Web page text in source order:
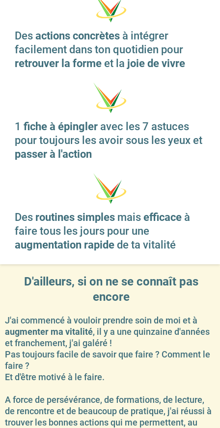
Des actions concrètes à intégrer
facilement dans ton quotidien pour
retrouver la forme et la joie de vivre
1 fiche à épingler avec les 7 astuces
pour toujours les avoir sous les yeux et
passer à l'action
Des routines simples mais efficace à
faire tous les jours pour une
augmentation rapide de ta vitalité
D'ailleurs, si on ne se connaît pas
encore
J'ai commencé à vouloir prendre soin de moi et à
augmenter ma vitalité, il y a une quinzaine d'années
et franchement, j'ai galéré !
Pas toujours facile de savoir que faire ? Comment le
faire ?
Et d'être motivé à le faire.
A force de persévérance, de formations, de lecture,
de rencontre et de beaucoup de pratique, j'ai réussi à
trouver les bonnes actions qui me permettent, au